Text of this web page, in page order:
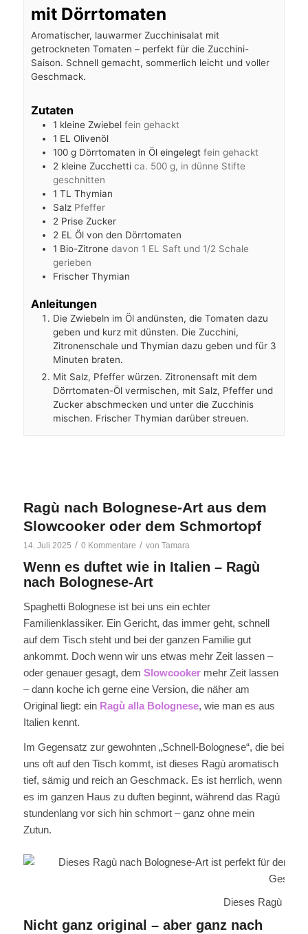
mit Dörrtomaten
Aromatischer, lauwarmer Zucchinisalat mit
getrockneten Tomaten – perfekt für die Zucchini-
Saison. Schnell gemacht, sommerlich leicht und voller
Geschmack.
Zutaten
1 kleine Zwiebel fein gehackt
1 EL Olivenöl
100 g Dörrtomaten in Öl eingelegt fein gehackt
2 kleine Zucchetti ca. 500 g, in dünne Stifte
geschnitten
1 TL Thymian
Salz Pfeffer
2 Prise Zucker
2 EL Öl von den Dörrtomaten
1 Bio-Zitrone davon 1 EL Saft und 1/2 Schale
gerieben
Frischer Thymian
Anleitungen
Die Zwiebeln im Öl andünsten, die Tomaten dazu
geben und kurz mit dünsten. Die Zucchini,
Zitronenschale und Thymian dazu geben und für 3
Minuten braten.
Mit Salz, Pfeffer würzen. Zitronensaft mit dem
Dörrtomaten-Öl vermischen, mit Salz, Pfeffer und
Zucker abschmecken und unter die Zucchinis
mischen. Frischer Thymian darüber streuen.
Ragù nach Bolognese-Art aus dem
Slowcooker oder dem Schmortopf
14. Juli 2025 / 0 Kommentare / von Tamara
Wenn es duftet wie in Italien – Ragù
nach Bolognese-Art
Spaghetti Bolognese ist bei uns ein echter
Familienklassiker. Ein Gericht, das immer geht, schnell
auf dem Tisch steht und bei der ganzen Familie gut
ankommt. Doch wenn wir uns etwas mehr Zeit lassen –
oder genauer gesagt, dem Slowcookermehr Zeit lassen
– dann koche ich gerne eine Version, die näher am
Original liegt: ein Ragù alla Bolognese, wie man es aus
Italien kennt.
Im Gegensatz zur gewohnten „Schnell-Bolognese“, die bei
uns oft auf den Tisch kommt, ist dieses Ragù aromatisch
tief, sämig und reich an Geschmack. Es ist herrlich, wenn
es im ganzen Haus zu duften beginnt, während das Ragù
stundenlang vor sich hin schmort – ganz ohne mein
Zutun.
Dieses Ragù
Nicht ganz original – aber ganz nach